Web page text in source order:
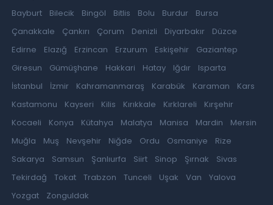
Bayburt
Bilecik Bingöl Bitlis Bolu Burdur
Bursa
Çanakkale
Çankırı Çorum Denizli Diyarbakır
Düzce
Edirne
Elazığ Erzincan Erzurum Eskişehir
Gaziantep
Giresun
Gümüşhane Hakkari Hatay Iğdır
Isparta
İstanbul
İzmir Kahramanmaraş Karabük Karaman
Kars
Kastamonu
Kayseri Kilis Kırıkkale Kırklareli
Kırşehir
Kocaeli
Konya Kütahya Malatya Manisa Mardin
Mersin
Muğla
Muş Nevşehir Niğde Ordu Osmaniye
Rize
Sakarya
Samsun Şanlıurfa Siirt Sinop Şırnak
Sivas
Tekirdağ
Tokat Trabzon Tunceli Uşak Van
Yalova
Yozgat
Zonguldak